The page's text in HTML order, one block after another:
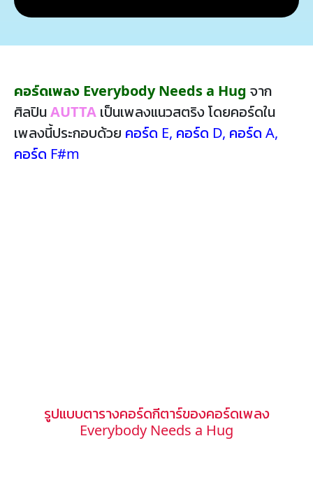
คอร์ดเพลง Everybody Needs a Hug จาก
ศิลปินAUTTA เป็นเพลงแนวสตริง โดยคอร์ดใน
เพลงนี้ประกอบด้วย คอร์ด E, คอร์ด D, คอร์ด A,
คอร์ด F#m
รูปแบบตารางคอร์ดกีตาร์ของคอร์ดเพลง
Everybody Needs a Hug